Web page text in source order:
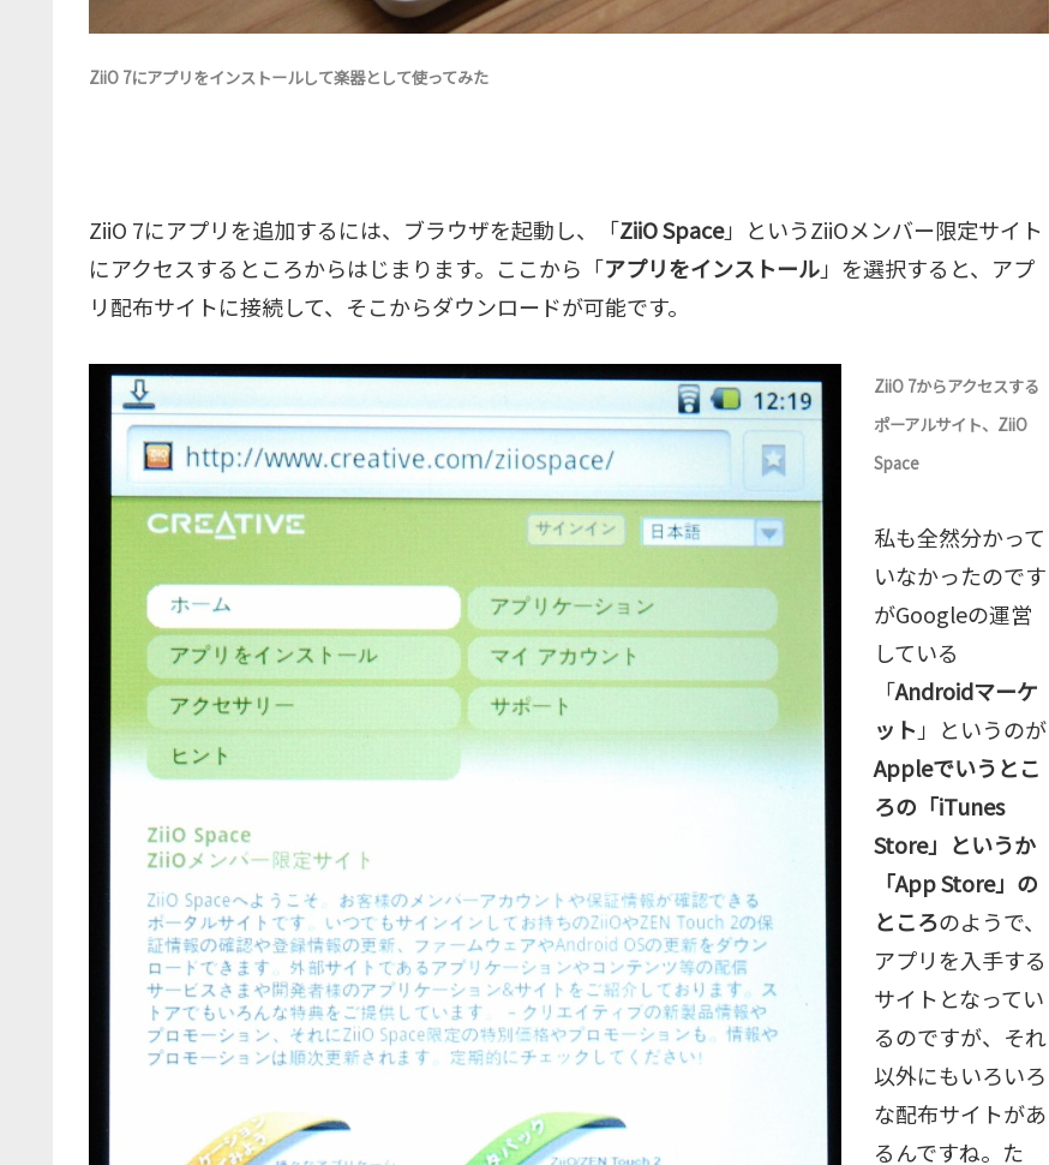
ZiiO 7にアプリをインストールして楽器として使ってみた
ZiiO 7にアプリを追加するには、ブラウザを起動し、「ZiiO Space」というZiiOメンバー限定サイト
にアクセスするところからはじまります。ここから「アプリをインストール」を選択すると、アプ
リ配布サイトに接続して、そこからダウンロードが可能です。
ZiiO 7からアクセスする
ポーアルサイト、ZiiO
Space
私も全然分かって
いなかったのです
がGoogleの運営
している
「Androidマーケ
ット」というのが
Appleでいうとこ
ろの「iTunes
Store」というか
「App Store」の
ところのようで、
アプリを入手する
サイトとなってい
るのですが、それ
以外にもいろいろ
な配布サイトがあ
るんですね。た